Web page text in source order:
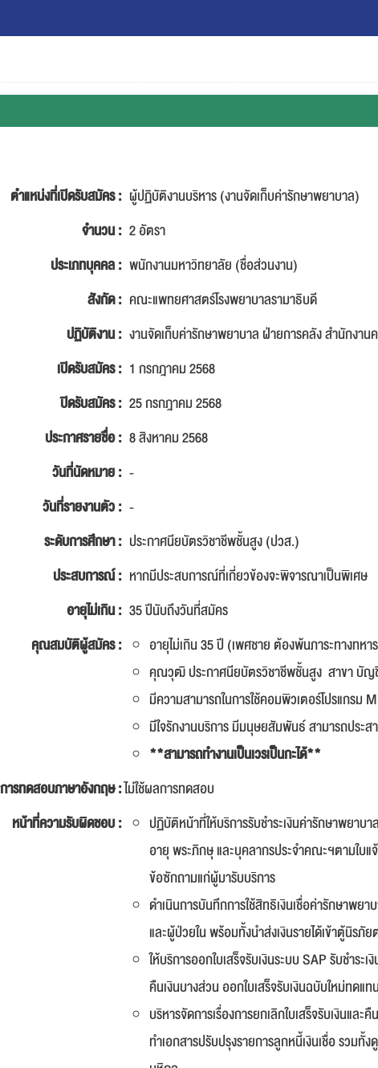
ตำแหน่งที่เปิดรับสมัคร : ผู้ปฏิบัติงานบริหาร (งานจัดเก็บค่ารักษาพยาบาล)
จำนวน : 2 อัตรา
ประเภทบุคคล : พนักงานมหาวิทยาลัย (ชื่อส่วนงาน)
สังกัด : คณะแพทยศาสตร์โรงพยาบาลรามาธิบดี
ปฏิบัติงาน : งานจัดเก็บค่ารักษาพยาบาล ฝ่ายการคลัง สำนักงา
เปิดรับสมัคร : 1 กรกฎาคม 2568
ปิดรับสมัคร : 25 กรกฎาคม 2568
ประกาศรายชื่อ : 8 สิงหาคม 2568
วันที่นัดหมาย : -
วันที่รายงานตัว : -
ระดับการศึกษา : ประกาศนียบัตรวิชาชีพชั้นสูง (ปวส.)
ประสบการณ์ : หากมีประสบการณ์ที่เกี่ยวข้องจะพิจารณาเป็นพิเศษ
อายุไม่เกิน : 35 ปีนับถึงวันที่สมัคร
คุณสมบัติผู้สมัคร :
อายุไม่เกิน 35 ปี (เพศชาย ต้องพ้นภาระทางทหา
คุณวุฒิ ประกาศนียบัตรวิชาชีพชั้นสูง สาขา บัญ
มีความสามารถในการใช้คอมพิวเตอร์โปรแกรม
มีใจรักงานบริการ มีมนุษยสัมพันธ์ สามารถประ
**สามารถทำงานเป็นเวรเป็นกะได้**
การทดสอบภาษาอังกฤษ :ไม่ใช้ผลการทดสอบ
หน้าที่ความรับผิดชอบ :
ปฏิบัติหน้าที่ให้บริการรับชำระเงินค่ารักษาพยา
อายุ พระภิกษุ และบุคลากรประจำคณะฯตามใบแ
ข้อซักถามแก่ผู้มารับบริการ
ดำเนินการบันทึกการใช้สิทธิเงินเชื่อค่ารักษาพ
และผู้ป่วยใน พร้อมทั้งนำส่งเงินรายได้เข้าตู้นิรภั
ให้บริการออกใบเสร็จรับเงินระบบ SAP รับชำร
คืนเงินบางส่วน ออกใบเสร็จรับเงินฉบับใหม่ทดแ
บริหารจัดการเรื่องการยกเลิกใบเสร็จรับเงินแล
ทำเอกสารปรับปรุงรายการลูกหนี้เงินเชื่อ รวม